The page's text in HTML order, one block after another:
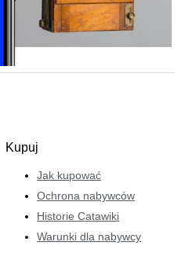
Kupuj
Jak kupować
Ochrona nabywców
Historie Catawiki
Warunki dla nabywcy